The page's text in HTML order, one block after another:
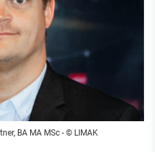
BA MA MSc - © LIMAK